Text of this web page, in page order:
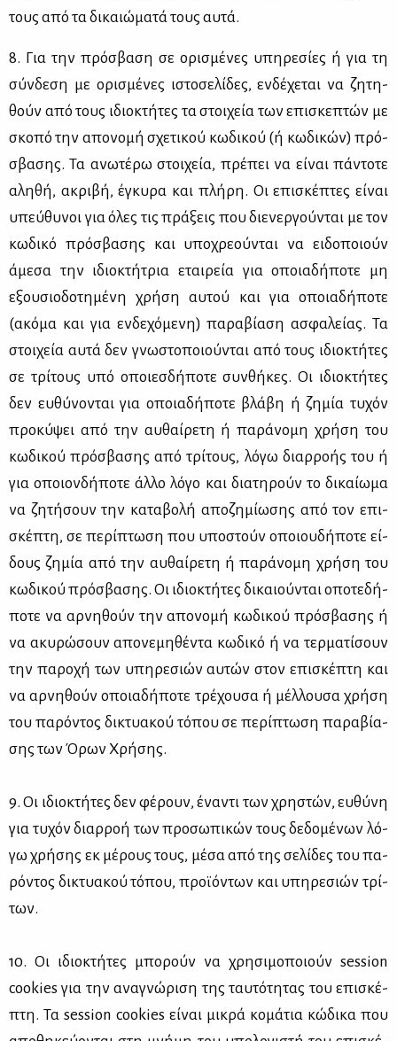
τους από τα δι­καιώ­μα­τά τους αυ­τά.
8. Για την πρό­σβα­ση σε ορι­σμέ­νες υπη­ρε­σί­ες ή για τη
σύν­δε­ση με ορι­σμέ­νες ιστο­σε­λί­δες, εν­δέ­χε­ται να ζη­τη­
θούν από τους ιδιο­κτή­τες τα στοι­χεία των επι­σκε­πτών με
σκο­πό την απο­νο­μή σχε­τι­κού κω­δι­κού (ή κω­δι­κών) πρό­
σβα­σης. Τα ανω­τέ­ρω στοι­χεία, πρέ­πει να εί­ναι πά­ντο­τε
αλη­θή, ακρι­βή, έγκυ­ρα και πλή­ρη. Οι επι­σκέ­πτες εί­ναι
υπεύ­θυ­νοι για όλες τις πρά­ξεις που διε­νερ­γού­νται με τον
κω­δι­κό πρό­σβα­σης και υπο­χρε­ού­νται να ει­δο­ποιούν
άμε­σα την ιδιο­κτή­τρια εται­ρεία για οποια­δή­πο­τε μη
εξου­σιο­δο­τη­μέ­νη χρή­ση αυ­τού και για οποια­δή­πο­τε
(ακό­μα και για εν­δε­χό­με­νη) πα­ρα­βί­α­ση ασφα­λεί­ας. Τα
στοι­χεία αυ­τά δεν γνω­στο­ποιού­νται από τους ιδιο­κτή­τες
σε τρί­τους υπό οποιεσ­δή­πο­τε συν­θή­κες. Οι ιδιο­κτή­τες
δεν ευ­θύ­νο­νται για οποια­δή­πο­τε βλά­βη ή ζη­μία τυ­χόν
προ­κύ­ψει από την αυ­θαί­ρε­τη ή πα­ρά­νο­μη χρή­ση του
κω­δι­κού πρό­σβα­σης από τρί­τους, λό­γω διαρ­ρο­ής του ή
για οποιον­δή­πο­τε άλ­λο λό­γο και δια­τη­ρούν το δι­καί­ω­μα
να ζη­τή­σουν την κα­τα­βο­λή απο­ζη­μί­ω­σης από τον επι­
σκέ­πτη, σε πε­ρί­πτω­ση που υπο­στούν οποιου­δή­πο­τε εί­
δους ζη­μία από την αυ­θαί­ρε­τη ή πα­ρά­νο­μη χρή­ση του
κω­δι­κού πρό­σβα­σης. Οι ιδιο­κτή­τες δι­καιού­νται οπο­τε­δή­
πο­τε να αρ­νη­θούν την απο­νο­μή κω­δι­κού πρό­σβα­σης ή
να ακυ­ρώ­σουν απο­νε­μη­θέ­ντα κω­δι­κό ή να τερ­μα­τί­σουν
την πα­ρο­χή των υπη­ρε­σιών αυ­τών στον επι­σκέ­πτη και
να αρ­νη­θούν οποια­δή­πο­τε τρέ­χου­σα ή μέλ­λου­σα χρή­ση
του πα­ρό­ντος δι­κτυα­κού τό­που σε πε­ρί­πτω­ση πα­ρα­βί­α­
σης των Όρων Χρή­σης.
9. Οι ιδιο­κτή­τες δεν φέ­ρουν, ένα­ντι των χρη­στών, ευ­θύ­νη
για τυ­χόν διαρ­ροή των προ­σω­πι­κών τους δε­δο­μέ­νων λό­
γω χρή­σης εκ μέ­ρους τους, μέ­σα από της σε­λί­δες του πα­
ρό­ντος δι­κτυα­κού τό­που, προ­ϊ­ό­ντων και υπη­ρε­σιών τρί­
των.
10. Οι ιδιο­κτή­τες μπο­ρούν να χρη­σι­μο­ποιούν session
cookies για την ανα­γνώ­ρι­ση της ταυ­τό­τη­τας του επι­σκέ­
πτη. Τα session cookies εί­ναι μι­κρά κο­μά­τια κώ­δι­κα που